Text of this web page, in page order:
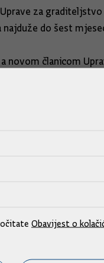
za
do šest
članicom
dr.sc. Stjepan
mr.sc. Ivan
Obavijest o